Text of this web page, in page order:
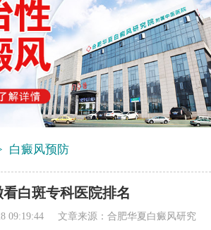
白癜风预防
看白斑专科医院排名
09:19:44 文章来源： 合肥华夏白癜风研究